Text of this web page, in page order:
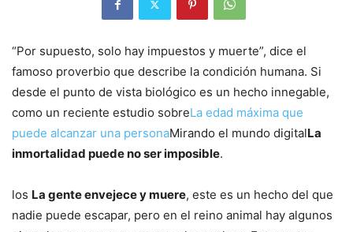
“Por supuesto, solo hay impuestos y muerte”, dice el
famoso proverbio que describe la condición humana. Si
desde el punto de vista biológico es un hecho innegable,
como un reciente estudio sobreLa edad máxima que
puede alcanzar una personaMirando el mundo digitalLa
inmortalidad puede no ser imposible.
los La gente envejece y muere, este es un hecho del que
nadie puede escapar, pero en el reino animal hay algunos